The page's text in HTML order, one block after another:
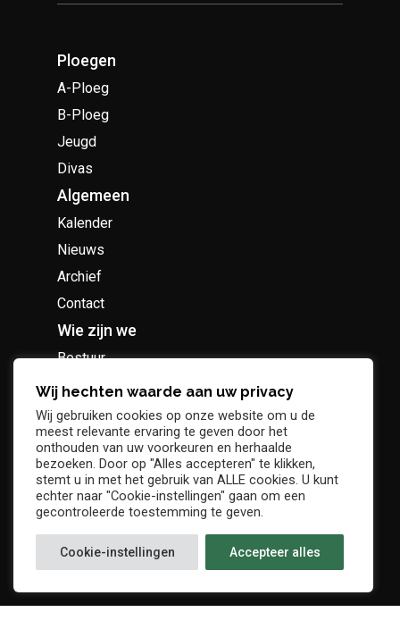
Ploegen
A-Ploeg
B-Ploeg
Jeugd
Divas
Algemeen
Kalender
Nieuws
Archief
Contact
Wie zijn we
Bestuur
Geschiedenis
Supportersclub
Socio Business Club
Wij hechten waarde aan uw privacy
Wij gebruiken cookies op onze website om u de
meest relevante ervaring te geven door het
onthouden van uw voorkeuren en herhaalde
bezoeken. Door op "Alles accepteren" te klikken,
stemt u in met het gebruik van ALLE cookies. U kunt
echter naar "Cookie-instellingen" gaan om een
gecontroleerde toestemming te geven.
Cookie-instellingen Accepteer alles